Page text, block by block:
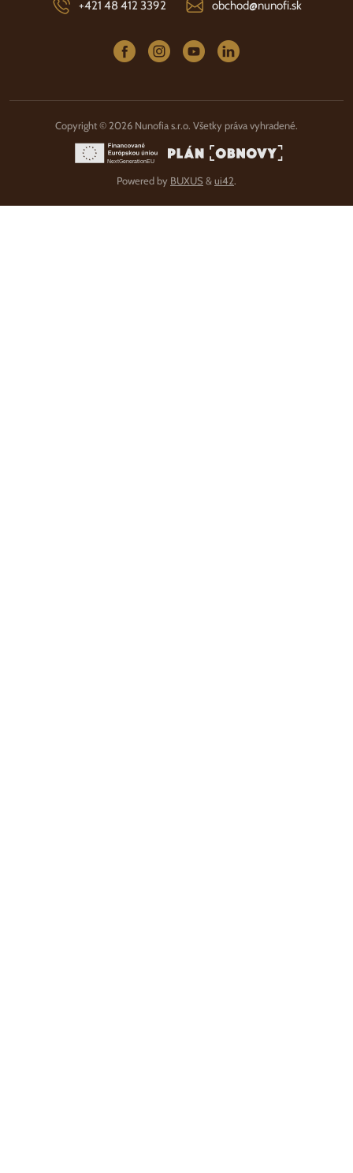
+421 48 412 3392 obchod@nunofi.sk
Copyright © 2026 Nunofia s.r.o. Všetky práva vyhradené.
Powered by BUXUS &ui42.